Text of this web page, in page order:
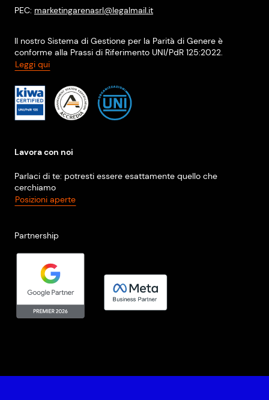
PEC: marketingarenasrl@legalmail.it
Il nostro Sistema di Gestione per la Parità di Genere è
conforme alla Prassi di Riferimento UNI/PdR 125:2022.
Leggi qui
Lavora con noi
Parlaci di te: potresti essere esattamente quello che
cerchiamo
Posizioni aperte
Partnership